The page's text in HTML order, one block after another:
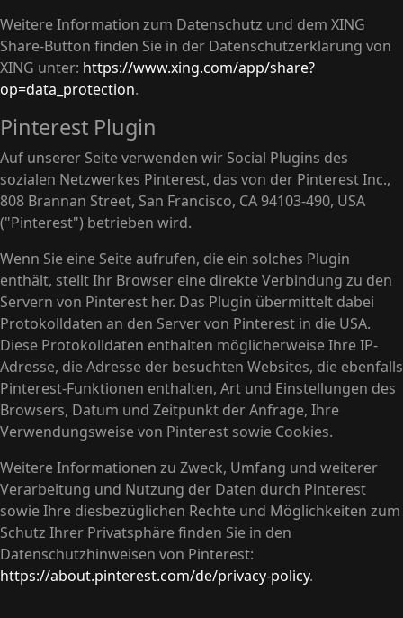
Weitere Information zum Datenschutz und dem XING
Share-Button finden Sie in der Datenschutzerklärung von
XING unter: https://www.xing.com/app/share?
op=data_protection.
Pinterest Plugin
Auf unserer Seite verwenden wir Social Plugins des
sozialen Netzwerkes Pinterest, das von der Pinterest Inc.,
808 Brannan Street, San Francisco, CA 94103-490, USA
("Pinterest") betrieben wird.
Wenn Sie eine Seite aufrufen, die ein solches Plugin
enthält, stellt Ihr Browser eine direkte Verbindung zu den
Servern von Pinterest her. Das Plugin übermittelt dabei
Protokolldaten an den Server von Pinterest in die USA.
Diese Protokolldaten enthalten möglicherweise Ihre IP-
Adresse, die Adresse der besuchten Websites, die ebenfalls
Pinterest-Funktionen enthalten, Art und Einstellungen des
Browsers, Datum und Zeitpunkt der Anfrage, Ihre
Verwendungsweise von Pinterest sowie Cookies.
Weitere Informationen zu Zweck, Umfang und weiterer
Verarbeitung und Nutzung der Daten durch Pinterest
sowie Ihre diesbezüglichen Rechte und Möglichkeiten zum
Schutz Ihrer Privatsphäre finden Sie in den
Datenschutzhinweisen von Pinterest:
https://about.pinterest.com/de/privacy-policy.